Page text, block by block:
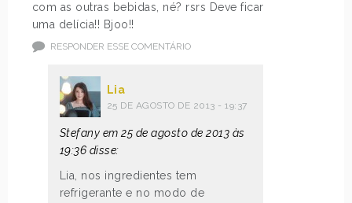
com as outras bebidas, né? rsrs Deve ficar
uma delícia!! Bjoo!!
RESPONDER ESSE COMENTÁRIO
Lia
25 DE AGOSTO DE 2013 - 19:37
Stefany em 25 de agosto de 2013 às
19:36 disse:
Lia, nos ingredientes tem
refrigerante e no modo de